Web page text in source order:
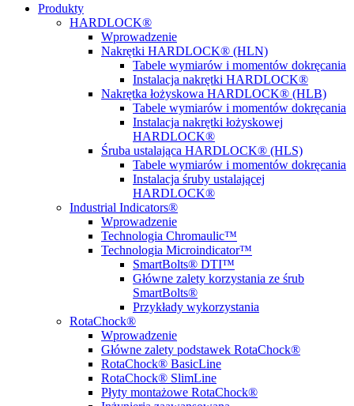
Produkty
HARDLOCK®
Wprowadzenie
Nakrętki HARDLOCK® (HLN)
Tabele wymiarów i momentów dokręcania
Instalacja nakrętki HARDLOCK®
Nakrętka łożyskowa HARDLOCK® (HLB)
Tabele wymiarów i momentów dokręcania
Instalacja nakrętki łożyskowej
HARDLOCK®
Śruba ustalająca HARDLOCK® (HLS)
Tabele wymiarów i momentów dokręcania
Instalacja śruby ustalającej
HARDLOCK®
Industrial Indicators®
Wprowadzenie
Technologia Chromaulic™
Technologia Microindicator™
SmartBolts® DTI™
Główne zalety korzystania ze śrub
SmartBolts®
Przykłady wykorzystania
RotaChock®
Wprowadzenie
Główne zalety podstawek RotaChock®
RotaChock® BasicLine
RotaChock® SlimLine
Płyty montażowe RotaChock®